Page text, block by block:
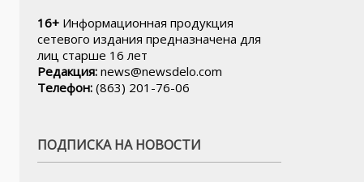
16+ Информационная продукция
сетевого издания предназначена для
лиц старше 16 лет
Редакция: news@newsdelo.com
Телефон: (863) 201-76-06
ПОДПИСКА НА НОВОСТИ